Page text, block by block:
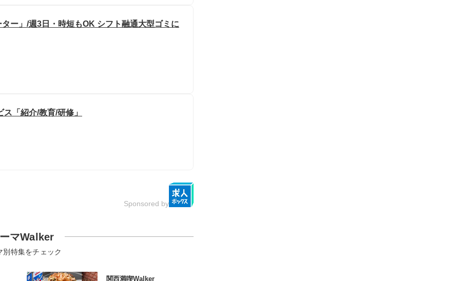
ー」/週3日・時短もOK シフト融通大型ゴミに
「紹介/教育/研修」
Sponsored by
マWalker
別特集をチェック
関西満喫Walker